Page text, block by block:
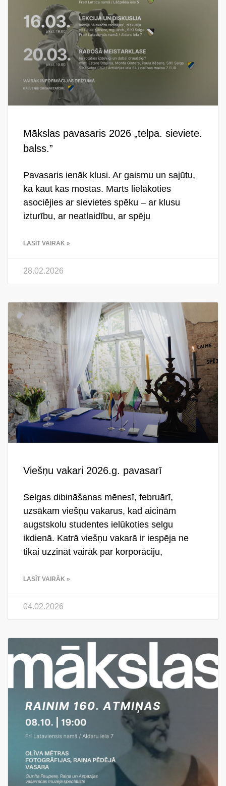
Mākslas pavasaris 2026 „telpa. sieviete.
balss.”
Pavasaris ienāk klusi. Ar gaismu un sajūtu,
ka kaut kas mostas. Marts lielākoties
asociējies ar sievietes spēku – ar klusu
izturību, ar neatlaidību, ar spēju
LASĪT VAIRĀK »
28.02.2026
Viešņu vakari 2026.g. pavasarī
Selgas dibināšanas mēnesī, februārī,
uzsākam viešņu vakarus, kad aicinām
augstskolu studentes ielūkoties selgu
ikdienā. Katrā viešņu vakarā ir iespēja ne
tikai uzzināt vairāk par korporāciju,
LASĪT VAIRĀK »
04.02.2026